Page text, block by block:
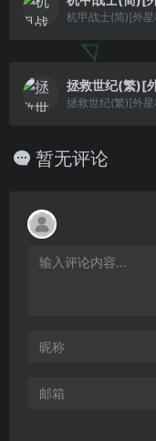
暂无评论